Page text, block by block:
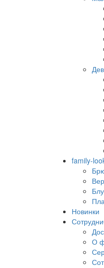
family-
Новинки
О